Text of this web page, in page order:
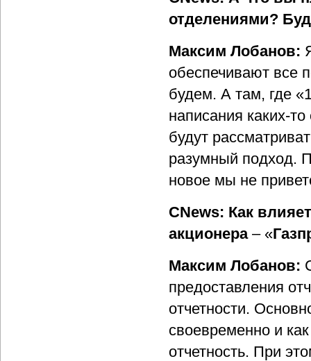
отделениями?
Максим Лобанов:
обеспечивают все
будем. А там, где
написания каких-
будут
разумный подход.
новое мы не
CNews: Как
акционера – «
Максим Лобанов:
предоставления
отчетности.
своевременно и
отчетность. При